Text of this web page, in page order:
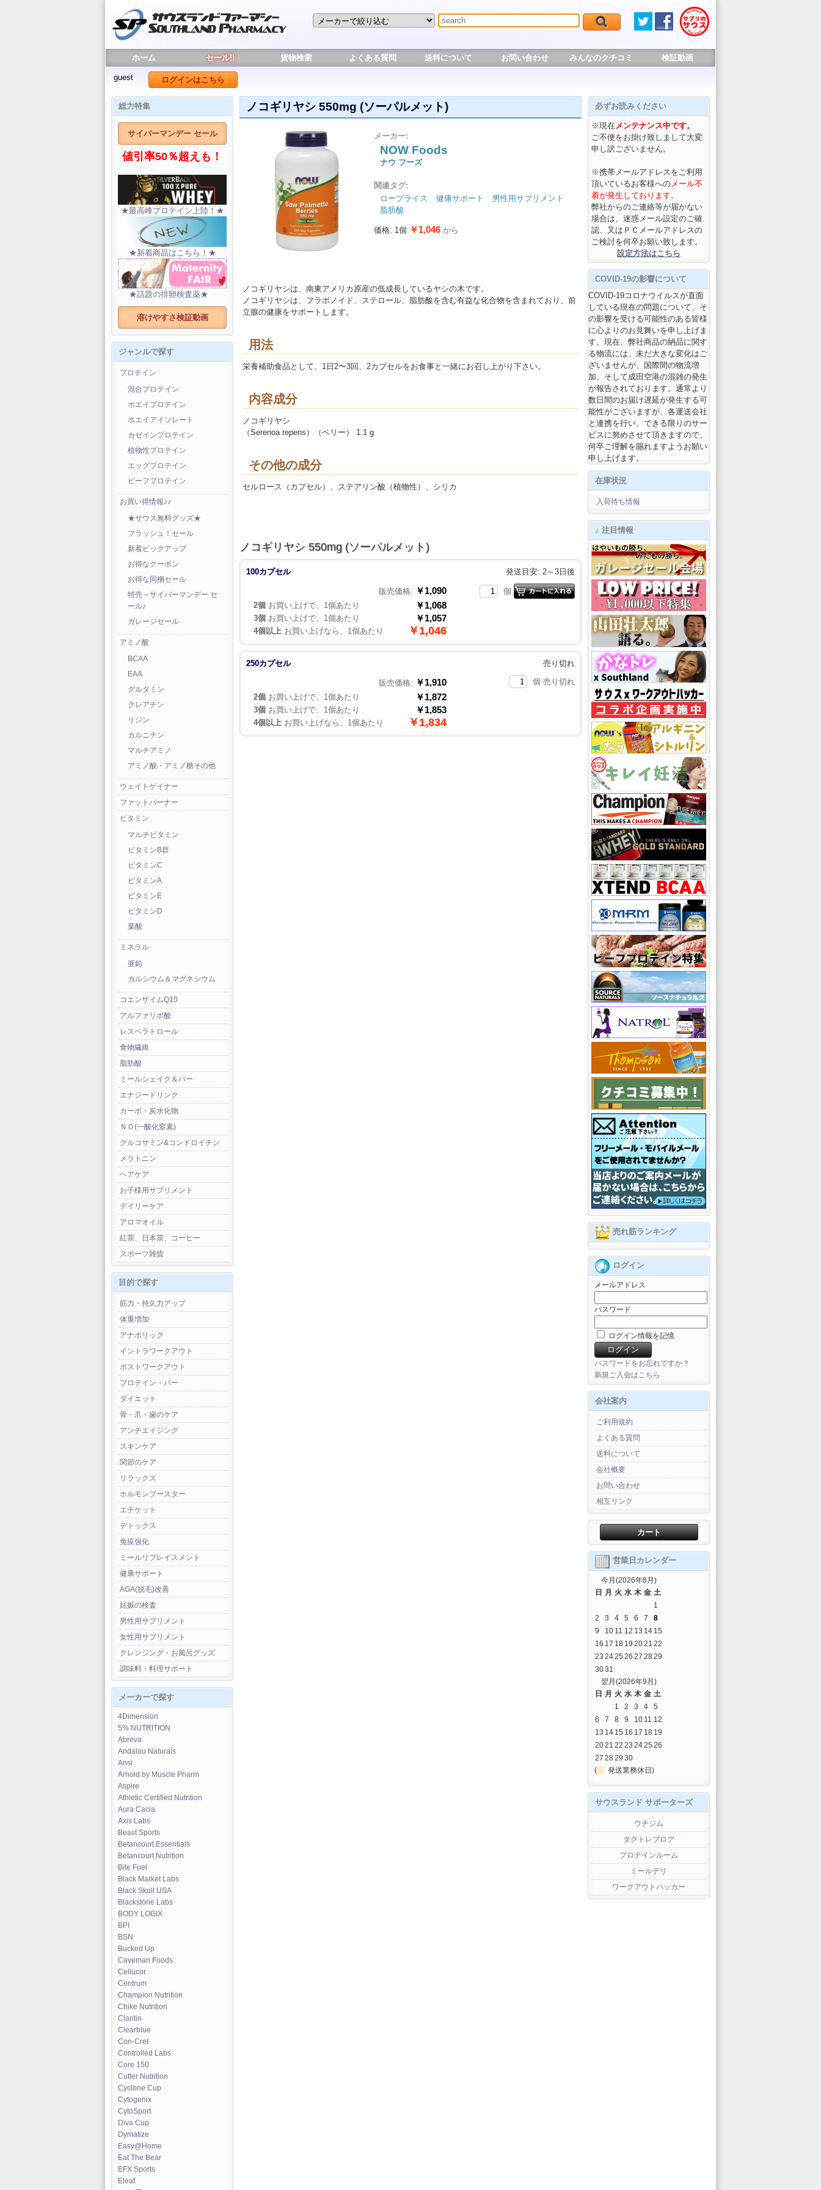
ホーム セール!! 貨物検索 よくある質問 送料について お問い合わせ みんなのクチコミ 検証動画
guest ログインはこちら
総力特集
サイバーマンデー セール
値引率50％超えも！
★最高峰プロテイン上陸！★
★新着商品はこちら！★
★話題の排卵検査薬★
溶けやすさ検証動画
ジャンルで探す
プロテイン
混合プロテイン
ホエイプロテイン
ホエイアイソレート
カゼインプロテイン
植物性プロテイン
エッグプロテイン
ビーフプロテイン
お買い得情報♪♪
★サウス無料グッズ★
フラッシュ！セール
新着ピックアップ
お得なクーポン
お得な同梱セール
特売～サイバーマンデー セ
ール♪
ガレージセール
アミノ酸
BCAA
EAA
グルタミン
クレアチン
リジン
カルニチン
マルチアミノ
アミノ酸・アミノ糖その他
ウェイトゲイナー
ファットバーナー
ビタミン
マルチビタミン
ビタミンB群
ビタミンC
ビタミンA
ビタミンE
ビタミンD
葉酸
ミネラル
亜鉛
カルシウム＆マグネシウム
コエンザイムQ10
アルファリポ酸
レスベラトロール
食物繊維
脂肪酸
ミールシェイク＆バー
エナジードリンク
カーボ・炭水化物
ＮＯ(一酸化窒素)
グルコサミン&コンドロイチン
メラトニン
ヘアケア
お子様用サプリメント
デイリーケア
アロマオイル
紅茶、日本茶、コーヒー
スポーツ雑貨
目的で探す
筋力・持久力アップ
体重増加
アナボリック
イントラワークアウト
ポストワークアウト
プロテイン・バー
ダイエット
骨・爪・歯のケア
アンチエイジング
スキンケア
関節のケア
リラックス
ホルモンブースター
エチケット
デトックス
免疫強化
ミールリプレイスメント
健康サポート
AGA(脱毛)改善
妊娠の検査
男性用サプリメント
女性用サプリメント
クレンジング・お風呂グッズ
調味料・料理サポート
メーカーで探す
4Dimension
5% NUTRITION
Abreva
Andalou Naturals
Ansi
Arnold by Muscle Pharm
Aspire
Athletic Certified Nutrition
Aura Cacia
Axis Labs
Beast Sports
Betancourt Essentials
Betancourt Nutrition
Bite Fuel
Black Market Labs
Black Skull USA
Blackstone Labs
BODY LOGIX
BPI
BSN
Bucked Up
Caveman Foods
Cellucor
Centrum
Champion Nutrition
Chike Nutrition
Claritin
Clearblue
Con-Cret
Controlled Labs
Core 150
Cutler Nutrition
Cyclone Cup
Cytogenix
CytoSport
Diva Cup
Dymatize
Easy@Home
Eat The Bear
EFX Sports
Eleaf
ノコギリヤシ 550mg (ソーパルメット)
メーカー:
NOW Foods
ナウ フーズ
関連タグ:
ロープライス
健康サポート
男性用サプリメント
脂肪酸
価格: 1個 ￥1,046 から
ノコギリヤシは、南東アメリカ原産の低成長しているヤシの木です。
ノコギリヤシは、フラボノイド、ステロール、脂肪酸を含む有益な化合物を含まれており、前
立腺の健康をサポートします。
用法
栄養補助食品として、1日2〜3回、2カプセルをお食事と一緒にお召し上がり下さい。
内容成分
ノコギリヤシ
（Serenoa repens）（ベリー） 1.1 g
その他の成分
セルロース（カプセル）、ステアリン酸（植物性）、シリカ
ノコギリヤシ 550mg (ソーパルメット)
100カプセル 発送目安: 2～3日後
販売価格: ￥1,090
2個 お買い上げで、1個あたり ￥1,068
3個 お買い上げで、1個あたり ￥1,057
4個以上 お買い上げなら、1個あたり ￥1,046
個
250カプセル 売り切れ
販売価格: ￥1,910
2個 お買い上げで、1個あたり ￥1,872
3個 お買い上げで、1個あたり ￥1,853
4個以上 お買い上げなら、1個あたり ￥1,834
個 売り切れ
必ずお読みください
※現在メンテナンス中です。
ご不便をお掛け致しまして大変
申し訳ございません。
※携帯メールアドレスをご利用
頂いているお客様へのメール不
着が発生しております。
弊社からのご連絡等が届かない
場合は、迷惑メール設定のご確
認、又はＰＣメールアドレスの
ご検討を何卒お願い致します。
設定方法はこちら
COVID-19の影響について
COVID-19コロナウイルスが直面
している現在の問題について、そ
の影響を受ける可能性のある皆様
に心よりのお見舞いを申し上げま
す。現在、弊社商品の納品に関す
る物流には、未だ大きな変化はご
ざいませんが、国際間の物流増
加、そして成田空港の混雑の発生
が報告されております。通常より
数日間のお届け遅延が発生する可
能性がございますが、各運送会社
と連携を行い、できる限りのサー
ビスに努めさせて頂きますので、
何卒ご理解を賜れますようお願い
申し上げます。
在庫状況
入荷待ち情報
♪ 注目情報
売れ筋ランキング
ログイン
メールアドレス
パスワード
ログイン情報を記憶
パスワードをお忘れですか？
新規ご入会はこちら
会社案内
ご利用規約
よくある質問
送料について
会社概要
お問い合わせ
相互リンク
カート
営業日カレンダー
今月(2026年8月)
日 月 火 水 木 金 土
1
2
3 4 5 6 7
8
9
10 11 12 13 14 15
16 17 18 19 2021 22
23 2425 26 27 2829
3031
翌月(2026年9月)
日 月 火 水 木 金 土
1
2 3 4
5
6
7 8 9 10 11 12
13 14 15 16 17 18 19
2021 22 23 2425 26
27 2829 30
(
発送業務休日)
サウスランド サポーターズ
ウチジム
タクトレブログ
プロテインルーム
ミールデリ
ワークアウトハッカー